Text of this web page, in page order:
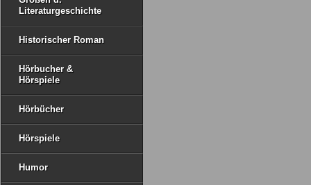
Literaturgeschichte
Historischer Roman
Hörbucher &
Hörspiele
Hörbücher
Hörspiele
Humor